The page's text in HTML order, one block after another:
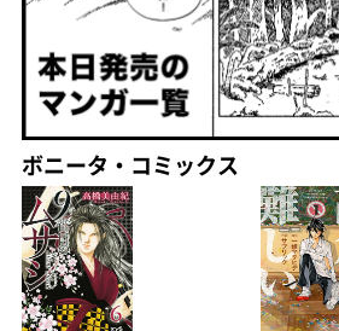
ボニータ・コミックス